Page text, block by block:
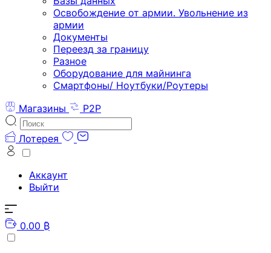
Освобождение от армии. Увольнение из
армии
Документы
Переезд за границу
Разное
Оборудование для майнинга
Смартфоны/ Ноутбуки/Роутеры
Магазины
P2P
Лотерея
Аккаунт
Выйти
0.00 ₿